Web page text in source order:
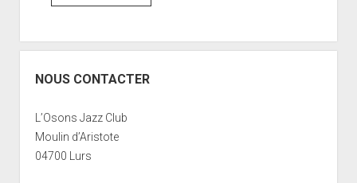
NOUS CONTACTER
L’Osons Jazz Club
Moulin d’Aristote
04700 Lurs